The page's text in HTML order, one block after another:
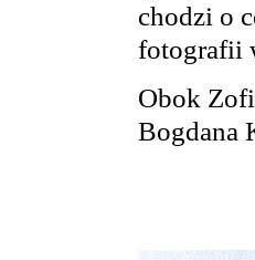
chodzi o
fotografii
Obok
Bogdana